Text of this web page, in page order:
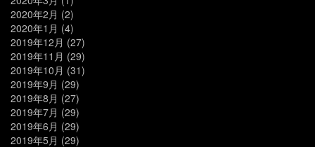
2020年2月 (2)
2020年1月 (4)
2019年12月 (27)
2019年11月 (29)
2019年10月 (31)
2019年9月 (29)
2019年8月 (27)
2019年7月 (29)
2019年6月 (29)
2019年5月 (29)